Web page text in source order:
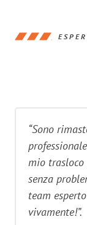
“Sono
mio
senza
team
vivamente!”.